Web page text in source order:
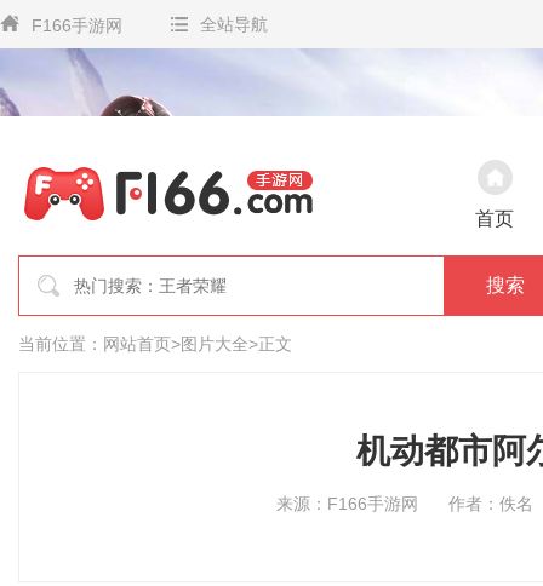
F166手游网 全站导航
首页
搜索
当前位置： 网站首页>图片大全>正文
机动都市阿
来源：F166手游网 作者：佚名